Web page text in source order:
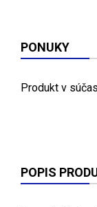
PONUKY
Produkt v
POPIS